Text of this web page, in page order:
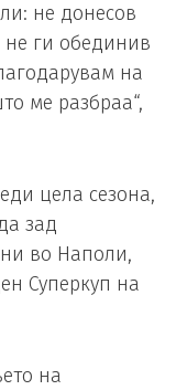
не донесов
не ги обединив
на
ме разбраа“,
цела сезона,
зад
во Наполи,
Суперкуп на
на